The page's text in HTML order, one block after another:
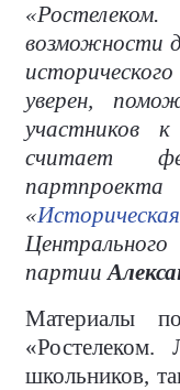
возможности
уверен,
участников
считает
«
партии
Материалы
школьников,